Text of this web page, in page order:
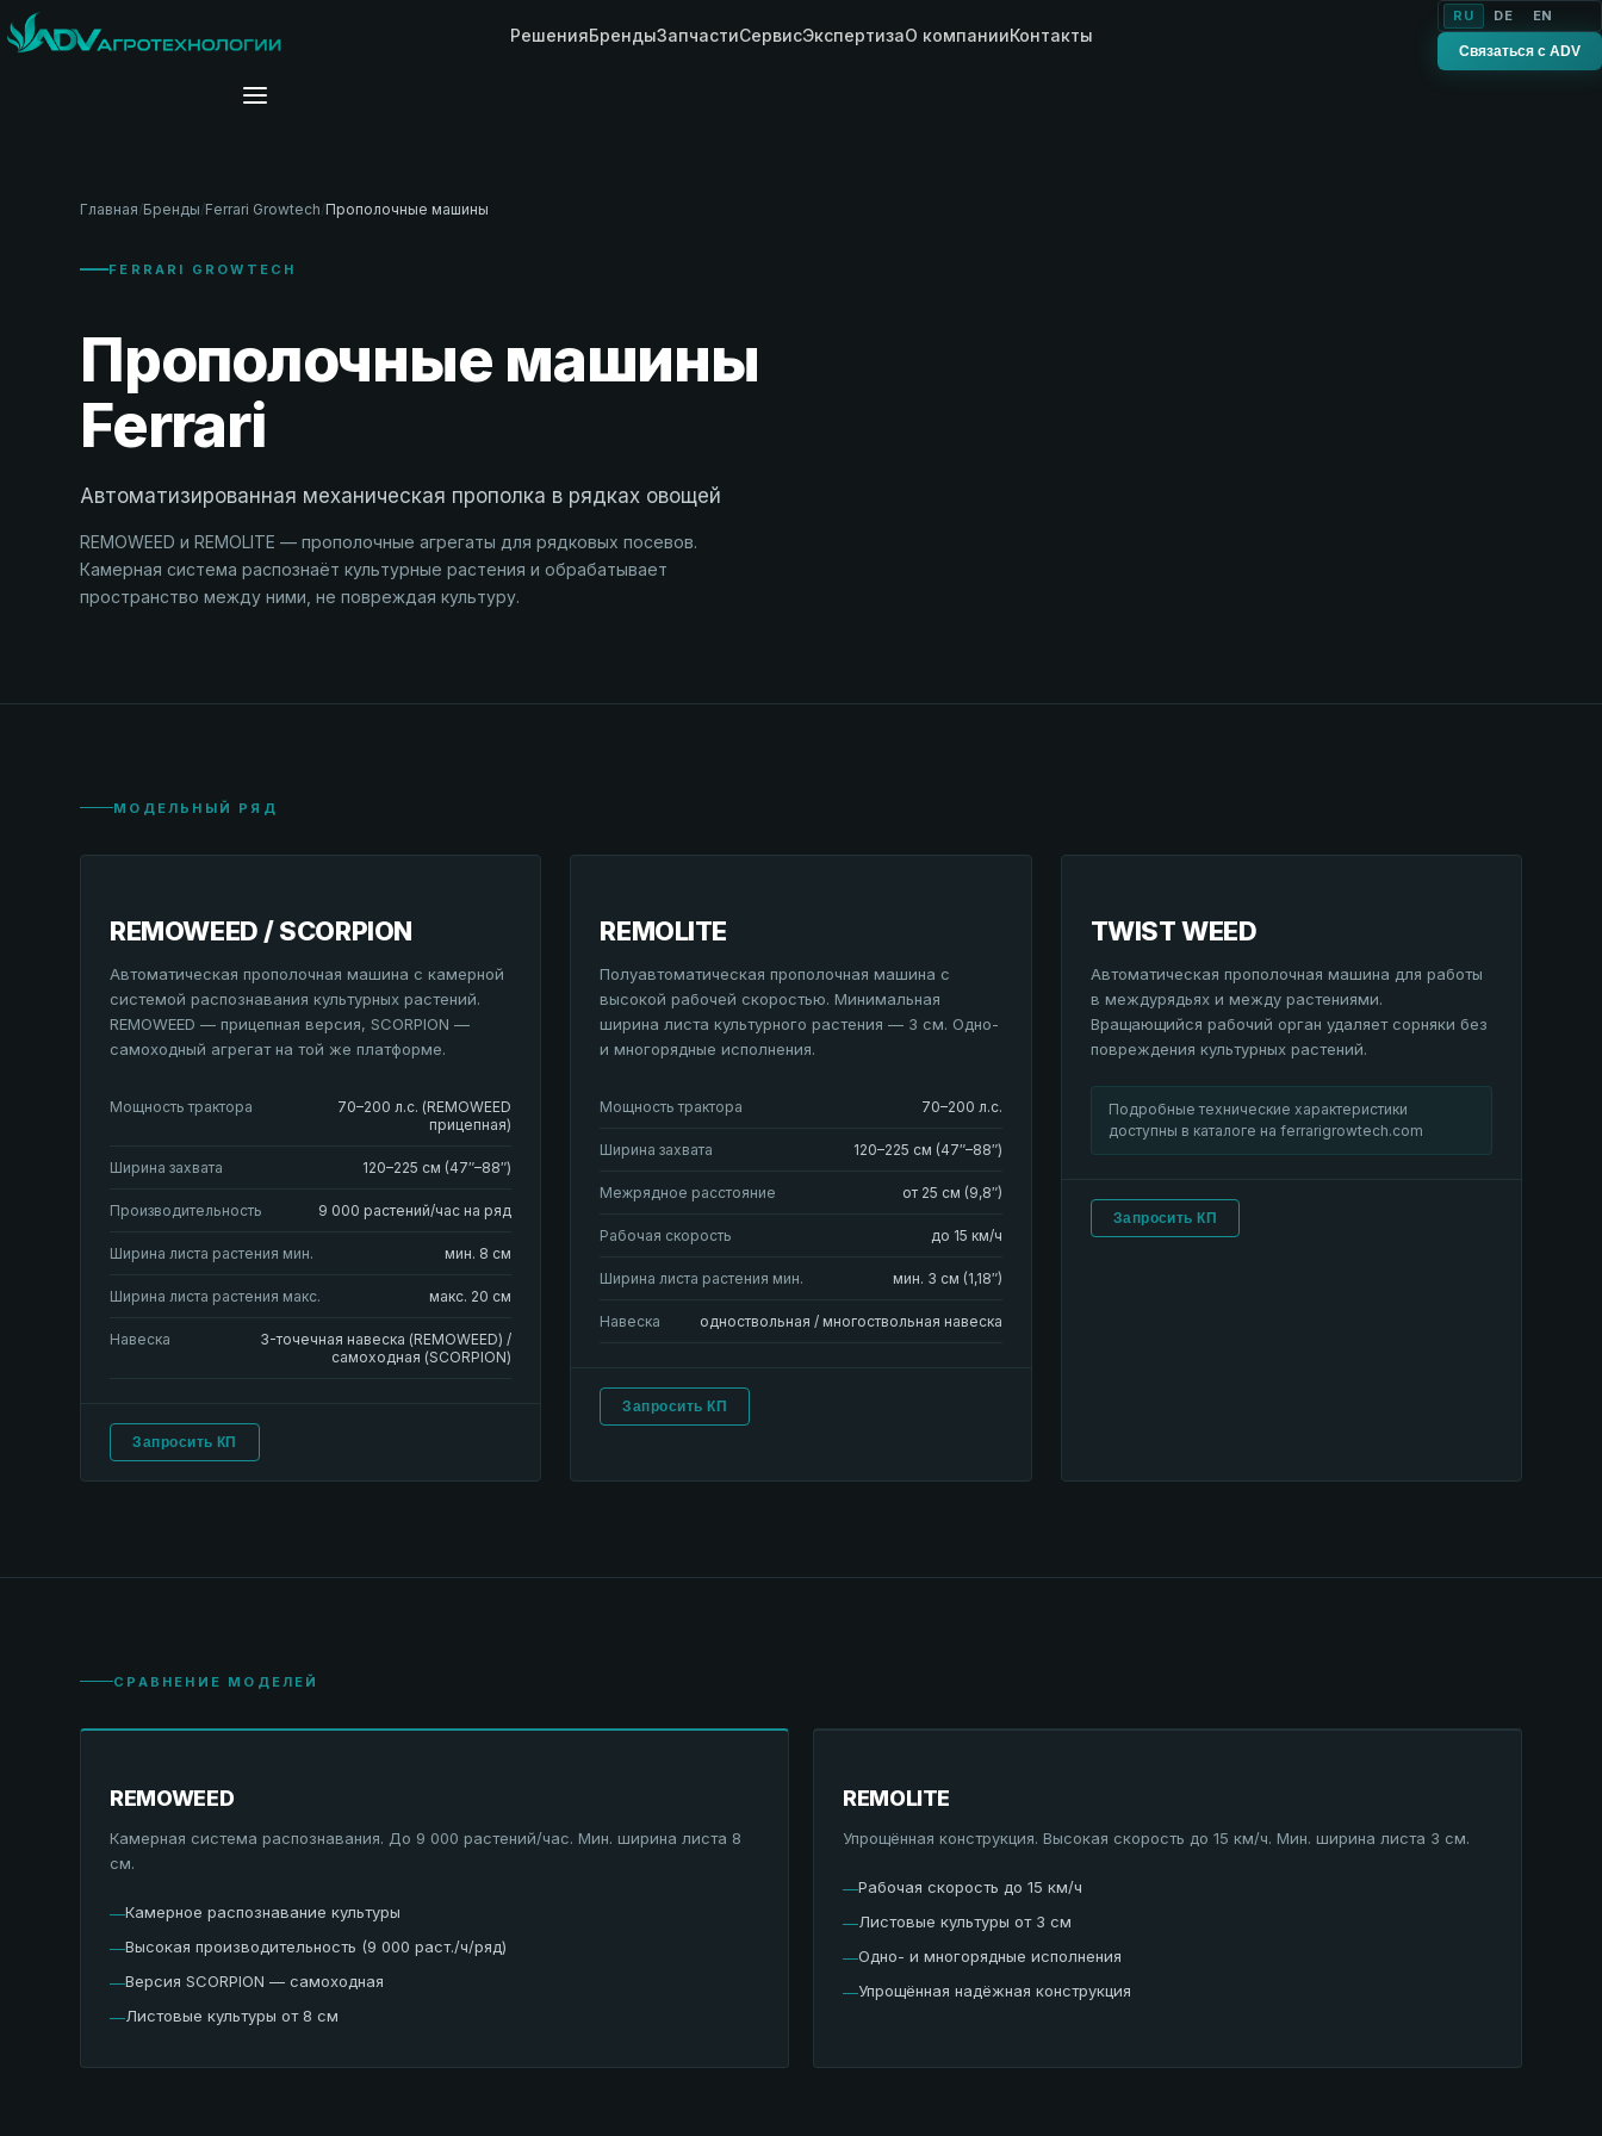
РешенияБрендыЗапчастиСервисЭкспертизаО компанииКонтакты
RU DE EN
Связаться с ADV
Главная/Бренды/Ferrari Growtech/Прополочные машины
FERRARI GROWTECH
Прополочные машины
Ferrari
Автоматизированная механическая прополка в рядках овощей
REMOWEED и REMOLITE — прополочные агрегаты для рядковых посевов.
Камерная система распознаёт культурные растения и обрабатывает
пространство между ними, не повреждая культуру.
МОДЕЛЬНЫЙ РЯД
REMOWEED / SCORPION
Автоматическая прополочная машина с камерной
системой распознавания культурных растений.
REMOWEED — прицепная версия, SCORPION —
самоходный агрегат на той же платформе.
Мощность трактора
70–200 л.с. (REMOWEED
прицепная)
Ширина захвата 120–225 см (47″–88″)
Производительность 9 000 растений/час на ряд
Ширина листа растения мин. мин. 8 см
Ширина листа растения макс. макс. 20 см
Навеска
3-точечная навеска (REMOWEED) /
самоходная (SCORPION)
Запросить КП
REMOLITE
Полуавтоматическая прополочная машина с
высокой рабочей скоростью. Минимальная
ширина листа культурного растения — 3 см. Одно-
и многорядные исполнения.
Мощность трактора 70–200 л.с.
Ширина захвата 120–225 см (47″–88″)
Межрядное расстояние от 25 см (9,8″)
Рабочая скорость до 15 км/ч
Ширина листа растения мин. мин. 3 см (1,18″)
Навеска одноствольная / многоствольная навеска
Запросить КП
TWIST WEED
Автоматическая прополочная машина для работы
в междурядьях и между растениями.
Вращающийся рабочий орган удаляет сорняки без
повреждения культурных растений.
Подробные технические характеристики
доступны в каталоге на ferrarigrowtech.com
Запросить КП
СРАВНЕНИЕ МОДЕЛЕЙ
REMOWEED
Камерная система распознавания. До 9 000 растений/час. Мин. ширина листа 8
см.
—Камерное распознавание культуры
—Высокая производительность (9 000 раст./ч/ряд)
—Версия SCORPION — самоходная
—Листовые культуры от 8 см
REMOLITE
Упрощённая конструкция. Высокая скорость до 15 км/ч. Мин. ширина листа 3 см.
—Рабочая скорость до 15 км/ч
—Листовые культуры от 3 см
—Одно- и многорядные исполнения
—Упрощённая надёжная конструкция